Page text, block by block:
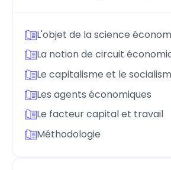
L'objet de la science
La notion de circuit
Le capitalisme et le
Les agents économiques
Le facteur capital et travail
Méthodologie